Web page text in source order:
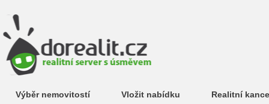
Výběr nemovitostí Vložit nabídku Realitní